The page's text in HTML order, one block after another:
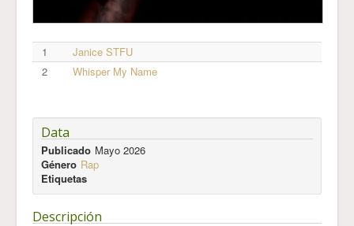
1
Janice STFU
2
Whisper My Name
Data
Publicado Mayo 2026
Género Rap
Etiquetas
Descripción